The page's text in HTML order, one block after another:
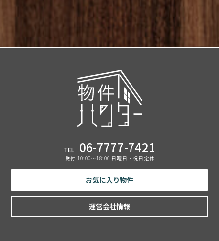
TEL 06-7777-7421
受付 10:00〜18:00 日曜日・祝日定休
お気に入り物件
運営会社情報